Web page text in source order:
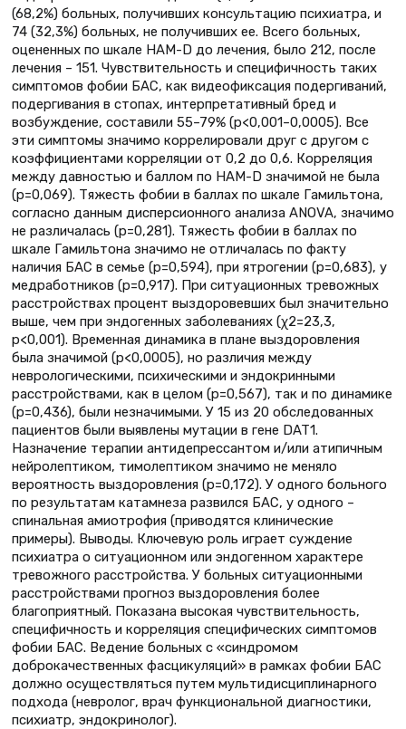
(68,2%) больных, получивших консультацию психиатра, и
74 (32,3%) больных, не получивших ее. Всего больных,
оцененных по шкале HAM-D до лечения, было 212, после
лечения – 151. Чувствительность и специфичность таких
симптомов фобии БАС, как видеофиксация подергиваний,
подергивания в стопах, интерпретативный бред и
возбуждение, составили 55–79% (р<0,001–0,0005). Все
эти симптомы значимо коррелировали друг с другом с
коэффициентами корреляции от 0,2 до 0,6. Корреляция
между давностью и баллом по HAM-D значимой не была
(р=0,069). Тяжесть фобии в баллах по шкале Гамильтона,
согласно данным дисперсионного анализа ANOVA, значимо
не различалась (р=0,281). Тяжесть фобии в баллах по
шкале Гамильтона значимо не отличалась по факту
наличия БАС в семье (р=0,594), при ятрогении (р=0,683), у
медработников (р=0,917). При ситуационных тревожных
расстройствах процент выздоровевших был значительно
выше, чем при эндогенных заболеваниях (χ2=23,3,
р<0,001). Временная динамика в плане выздоровления
была значимой (р<0,0005), но различия между
неврологическими, психическими и эндокринными
расстройствами, как в целом (р=0,567), так и по динамике
(р=0,436), были незначимыми. У 15 из 20 обследованных
пациентов были выявлены мутации в гене DAT1.
Назначение терапии антидепрессантом и/или атипичным
нейролептиком, тимолептиком значимо не меняло
вероятность выздоровления (р=0,172). У одного больного
по результатам катамнеза развился БАС, у одного –
спинальная амиотрофия (приводятся клинические
примеры). Выводы. Ключевую роль играет суждение
психиатра о ситуационном или эндогенном характере
тревожного расстройства. У больных ситуационными
расстройствами прогноз выздоровления более
благоприятный. Показана высокая чувствительность,
специфичность и корреляция специфических симптомов
фобии БАС. Ведение больных с «синдромом
доброкачественных фасцикуляций» в рамках фобии БАС
должно осуществляться путем мультидисциплинарного
подхода (невролог, врач функциональной диагностики,
психиатр, эндокринолог).